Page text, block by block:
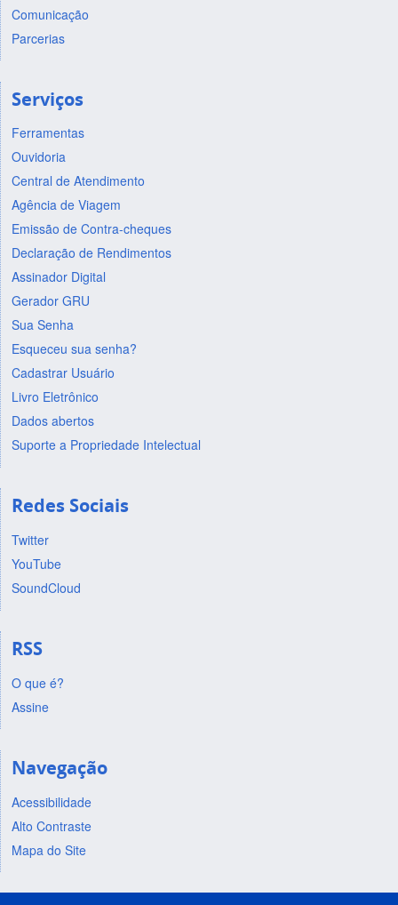
Comunicação
Parcerias
Serviços
Ferramentas
Ouvidoria
Central de Atendimento
Agência de Viagem
Emissão de Contra-cheques
Declaração de Rendimentos
Assinador Digital
Gerador GRU
Sua Senha
Esqueceu sua senha?
Cadastrar Usuário
Livro Eletrônico
Dados abertos
Suporte a Propriedade Intelectual
Redes Sociais
Twitter
YouTube
SoundCloud
RSS
O que é?
Assine
Navegação
Acessibilidade
Alto Contraste
Mapa do Site